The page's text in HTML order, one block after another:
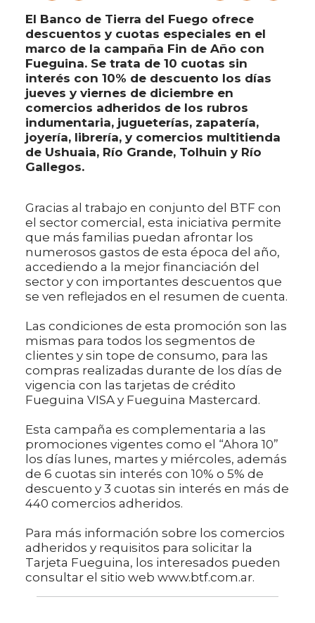
El Banco de Tierra del Fuego ofrece
descuentos y cuotas especiales en el
marco de la campaña Fin de Año con
Fueguina. Se trata de 10 cuotas sin
interés con 10% de descuento los días
jueves y viernes de diciembre en
comercios adheridos de los rubros
indumentaria, jugueterías, zapatería,
joyería, librería, y comercios multitienda
de Ushuaia, Río Grande, Tolhuin y Río
Gallegos.
Gracias al trabajo en conjunto del BTF con
el sector comercial, esta iniciativa permite
que más familias puedan afrontar los
numerosos gastos de esta época del año,
accediendo a la mejor financiación del
sector y con importantes descuentos que
se ven reflejados en el resumen de cuenta.
Las condiciones de esta promoción son las
mismas para todos los segmentos de
clientes y sin tope de consumo, para las
compras realizadas durante de los días de
vigencia con las tarjetas de crédito
Fueguina VISA y Fueguina Mastercard.
Esta campaña es complementaria a las
promociones vigentes como el “Ahora 10”
los días lunes, martes y miércoles, además
de 6 cuotas sin interés con 10% o 5% de
descuento y 3 cuotas sin interés en más de
440 comercios adheridos.
Para más información sobre los comercios
adheridos y requisitos para solicitar la
Tarjeta Fueguina, los interesados pueden
consultar el sitio web www.btf.com.ar.